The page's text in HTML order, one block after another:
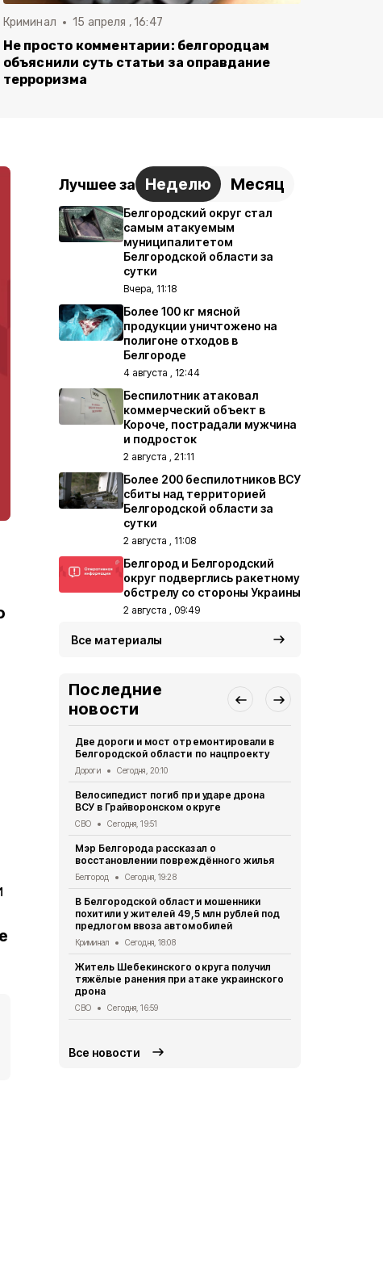
Криминал 15 апреля , 16:47
Не просто комментарии: белгородцам
объяснили суть статьи за оправдание
терроризма
Лучшее за Неделю Месяц
Белгородский округ стал
самым атакуемым
муниципалитетом
Белгородской области за
сутки
Вчера, 11:18
Более 100 кг мясной
продукции уничтожено на
полигоне отходов в
Белгороде
4 августа , 12:44
Беспилотник атаковал
коммерческий объект в
Короче, пострадали мужчина
и подросток
2 августа , 21:11
Более 200 беспилотников ВСУ
сбиты над территорией
Белгородской области за
сутки
2 августа , 11:08
Белгород и Белгородский
округ подверглись ракетному
обстрелу со стороны Украины
2 августа , 09:49
Все материалы
Последние
новости
Две дороги и мост отремонтировали в
Белгородской области по нацпроекту
Дороги Сегодня, 20:10
Велосипедист погиб при ударе дрона
ВСУ в Грайворонском округе
СВО Сегодня, 19:51
Мэр Белгорода рассказал о
восстановлении повреждённого жилья
Белгород Сегодня, 19:28
В Белгородской области мошенники
похитили у жителей 49,5 млн рублей под
предлогом ввоза автомобилей
Криминал Сегодня, 18:08
Житель Шебекинского округа получил
тяжёлые ранения при атаке украинского
дрона
СВО Сегодня, 16:59
Все новости